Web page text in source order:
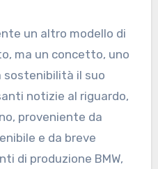
un altro modello di
ma un concetto, uno
sostenibilità il suo
notizie al riguardo,
proveniente da
e da breve
di produzione BMW,